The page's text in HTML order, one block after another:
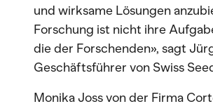
und wirksame Lösungen
Forschung ist nicht ihre
die der Forschenden», sagt
Geschäftsführer von Swiss
Monika Joss von der Firma